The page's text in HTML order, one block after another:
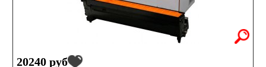
20240 руб